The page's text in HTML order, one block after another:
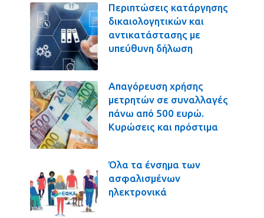
Περιπτώσεις κατάργησης
δικαιολογητικών και
αντικατάστασης με
υπεύθυνη δήλωση
Απαγόρευση χρήσης
μετρητών σε συναλλαγές
πάνω από 500 ευρώ.
Κυρώσεις και πρόστιμα
Όλα τα ένσημα των
ασφαλισμένων
ηλεκτρονικά